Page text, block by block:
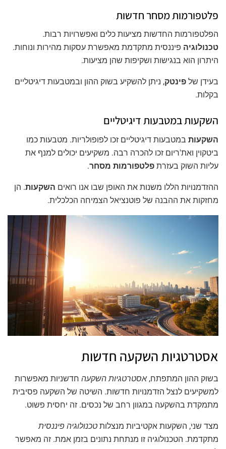
פלטפורמות מסחר חדשות
הפלטפורמות החדשות מציעות כלים ואפשרויות רבות.
טכנולוגיה פיננסית מתקדמת מאפשרת עסקות מהירות ונוחות.
היתרון הוא בנגישות ושקיפות שהן מציעות.
בעידן של פינטק, ניתן להשקיע בשוק ההון ובמטבעות דיגיטליים
בקלות.
השקעות במטבעות דיגיטליים
השקעות במטבעות דיגיטליים זכו לפופולריות. מטבעות כמו
ביטקוין ואת'ריום זכו להכרה רבה. משקיעים יכולים למנף את
עליות השוק בעזרת פלטפורמות מסחר.
ההזדמנויות הללו משנות את האופן שבו אנו רואים השקעות. הן
מחזקות את ההבנה של פוטנציאל הצמיחה הכלכלית.
אסטרטגיות השקעה חדשות
בשוק ההון המתפתח,אסטרטגיות השקעה חדשניות מאפשרות
למשקיעים לנצל הזדמנויות חדשות. השיטה של השקעה פסיבית
מתמקדת בהשקעה במגוון רחב של נכסים. זה יחסית פשוט.
מצד שני, השקעות אקטיביות מנצלות טכנולוגיה פיננסית
מתקדמת. הטכנולוגיה זו מנתחת נתונים בזמן אמת. זה מאפשר